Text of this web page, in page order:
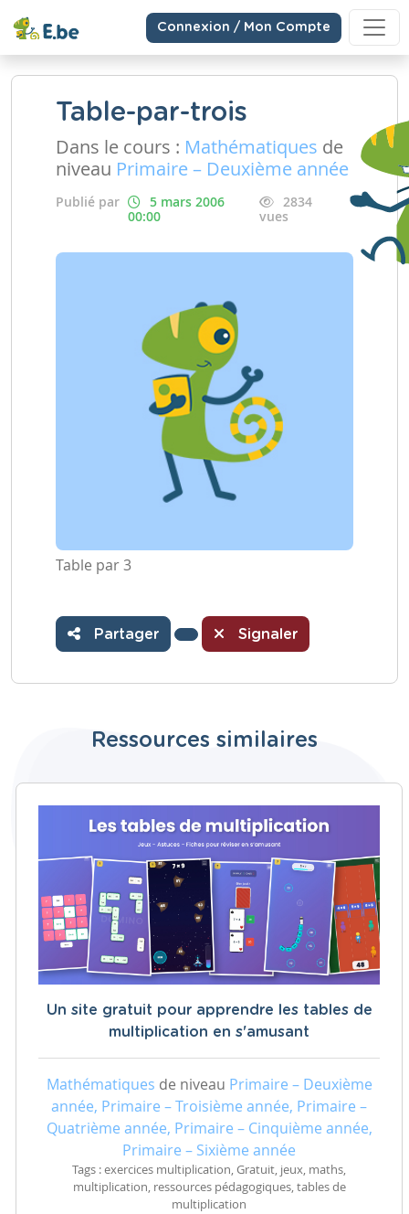
Connexion / Mon Compte
Table-par-trois
Dans le cours : Mathématiques de
niveau Primaire – Deuxième année
Publié par
5 mars 2006
00:00
2834
vues
Table par 3
Partager Signaler
Ressources similaires
Un site gratuit pour apprendre les tables de
multiplication en s'amusant
Mathématiques de niveau Primaire – Deuxième
année, Primaire – Troisième année, Primaire –
Quatrième année, Primaire – Cinquième année,
Primaire – Sixième année
Tags : exercices multiplication, Gratuit, jeux, maths,
multiplication, ressources pédagogiques, tables de
multiplication